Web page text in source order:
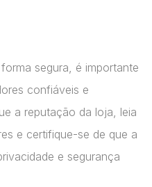
segura, é importante
confiáveis e
a reputação da loja, leia
e certifique-se de que a
e segurança